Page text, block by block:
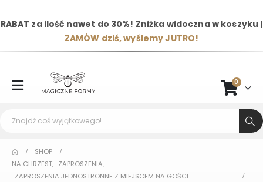
RABAT za ilość nawet do 30%! Zniżka widoczna w koszyku |
ZAMÓW dziś, wyślemy JUTRO!
0
SHOP
NA CHRZEST, ZAPROSZENIA,
ZAPROSZENIA JEDNOSTRONNE Z MIEJSCEM NA GOŚCI